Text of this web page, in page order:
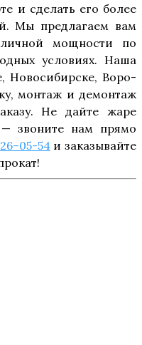
и сде­лать его более
Мы пред­ла­га­ем вам
мощ­но­сти по
усло­ви­ях. Наша
Ново­си­бир­ске, Воро­
мон­таж и демон­таж
Не дай­те жаре
зво­ни­те нам пря­мо
54и зака­зы­вай­те